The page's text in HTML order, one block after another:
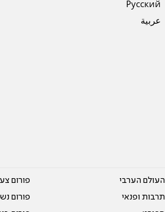
Pусский
عربية
העולם הערבי
תרבות ופנאי
פורום
פורום